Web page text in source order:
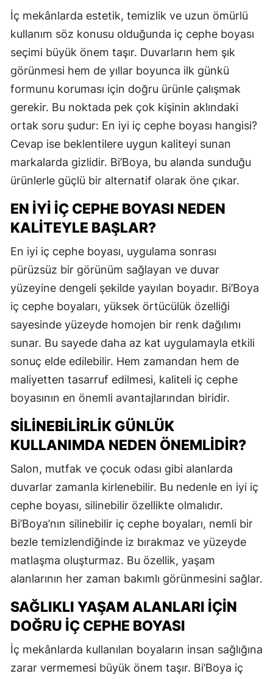
İç mekânlarda estetik, temizlik ve uzun ömürlü
kullanım söz konusu olduğunda iç cephe boyası
seçimi büyük önem taşır. Duvarların hem şık
görünmesi hem de yıllar boyunca ilk günkü
formunu koruması için doğru ürünle çalışmak
gerekir. Bu noktada pek çok kişinin aklındaki
ortak soru şudur: En iyi iç cephe boyası hangisi?
Cevap ise beklentilere uygun kaliteyi sunan
markalarda gizlidir. Bi’Boya, bu alanda sunduğu
ürünlerle güçlü bir alternatif olarak öne çıkar.
EN İYI İÇ CEPHE BOYASI NEDEN
KALITEYLE BAŞLAR?
En iyi iç cephe boyası, uygulama sonrası
pürüzsüz bir görünüm sağlayan ve duvar
yüzeyine dengeli şekilde yayılan boyadır. Bi’Boya
iç cephe boyaları, yüksek örtücülük özelliği
sayesinde yüzeyde homojen bir renk dağılımı
sunar. Bu sayede daha az kat uygulamayla etkili
sonuç elde edilebilir. Hem zamandan hem de
maliyetten tasarruf edilmesi, kaliteli iç cephe
boyasının en önemli avantajlarından biridir.
SILINEBILIRLIK GÜNLÜK
KULLANIMDA NEDEN ÖNEMLIDIR?
Salon, mutfak ve çocuk odası gibi alanlarda
duvarlar zamanla kirlenebilir. Bu nedenle en iyi iç
cephe boyası, silinebilir özellikte olmalıdır.
Bi’Boya’nın silinebilir iç cephe boyaları, nemli bir
bezle temizlendiğinde iz bırakmaz ve yüzeyde
matlaşma oluşturmaz. Bu özellik, yaşam
alanlarının her zaman bakımlı görünmesini sağlar.
SAĞLIKLI YAŞAM ALANLARI İÇIN
DOĞRU İÇ CEPHE BOYASI
İç mekânlarda kullanılan boyaların insan sağlığına
zarar vermemesi büyük önem taşır. Bi’Boya iç